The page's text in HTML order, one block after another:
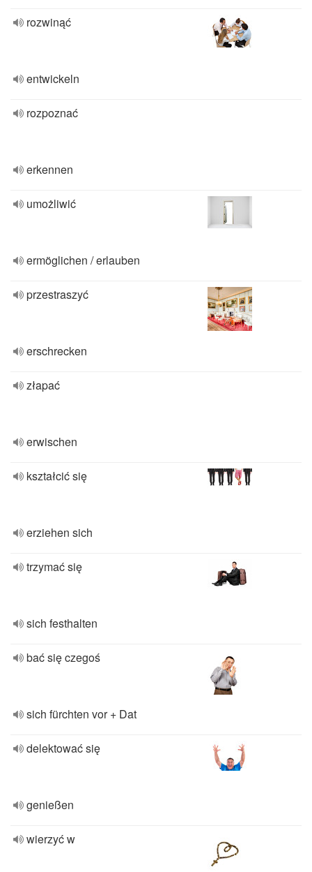
rozwinąć
entwickeln
rozpoznać
erkennen
umożliwić
ermöglichen / erlauben
przestraszyć
erschrecken
złapać
erwischen
kształcić się
erziehen sich
trzymać się
sich festhalten
bać się czegoś
sich fürchten vor + Dat
delektować się
genießen
wierzyć w